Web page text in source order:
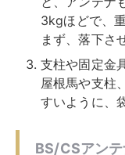
金具類も外し
めます。
BS/CSアンテナも
置されている場合
器・分配器などが